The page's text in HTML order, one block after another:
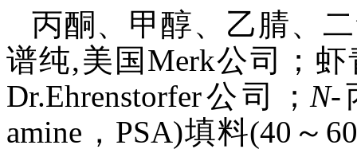
丙酮、甲醇、乙腈、
谱纯,美国Merk公司；
Dr.Ehrenstorfer公司； N-
amine，PSA)填料(40～